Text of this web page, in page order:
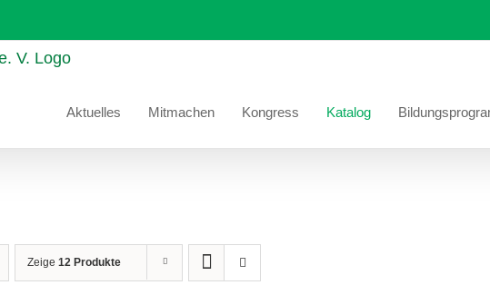
Aktuelles Mitmachen Kongress Katalog
Zeige 12 Produkte